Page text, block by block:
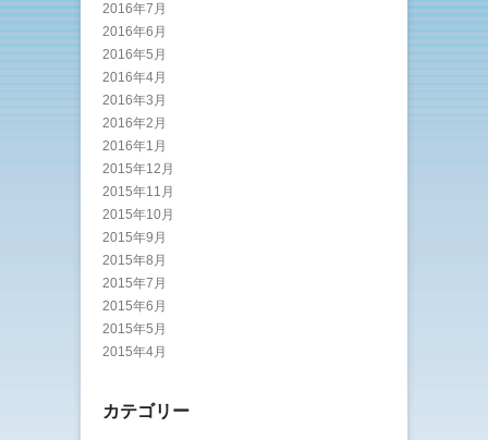
2016年7月
2016年6月
2016年5月
2016年4月
2016年3月
2016年2月
2016年1月
2015年12月
2015年11月
2015年10月
2015年9月
2015年8月
2015年7月
2015年6月
2015年5月
2015年4月
カテゴリー